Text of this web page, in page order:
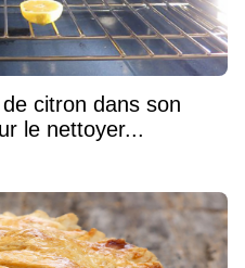
citron dans son
le nettoyer...